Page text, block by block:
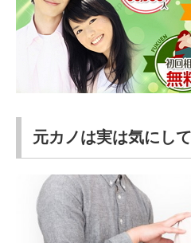
元カノは実は気にし